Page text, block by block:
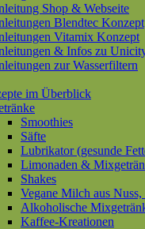
Shop & Webseite
Blendtec Konzept
Vitamix Konzept
& Infos zu
zur Wasserfiltern
im Überblick
Smoothies
Säfte
Lubrikator (gesunde
Limonaden &
Shakes
Vegane Milch aus
Alkoholische
Kaffee-Kreationen